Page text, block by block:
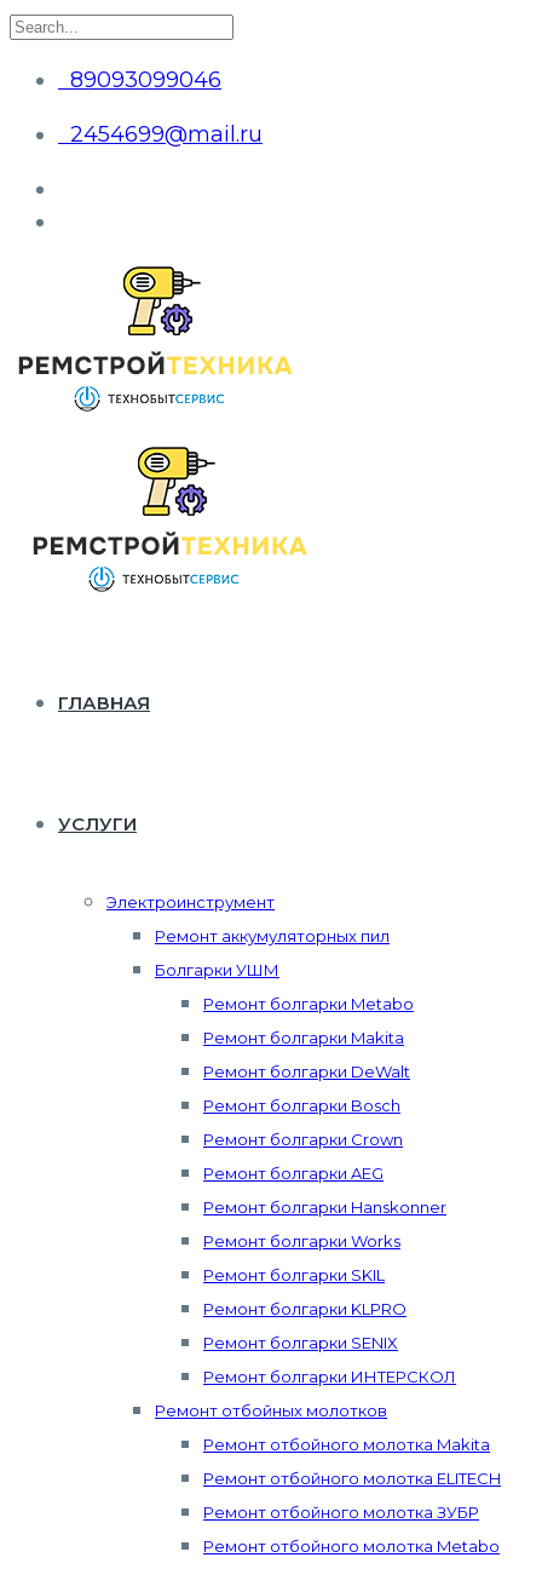
89093099046
2454699@mail.ru
ГЛАВНАЯ
УСЛУГИ
Электроинструмент
Ремонт аккумуляторных пил
Болгарки УШМ
Ремонт болгарки Metabo
Ремонт болгарки Makita
Ремонт болгарки DeWalt
Ремонт болгарки Bosch
Ремонт болгарки Crown
Ремонт болгарки AEG
Ремонт болгарки Hanskonner
Ремонт болгарки Works
Ремонт болгарки SKIL
Ремонт болгарки KLPRO
Ремонт болгарки SENIX
Ремонт болгарки ИНТЕРСКОЛ
Ремонт отбойных молотков
Ремонт отбойного молотка Makita
Ремонт отбойного молотка ELITECH
Ремонт отбойного молотка ЗУБР
Ремонт отбойного молотка Metabo